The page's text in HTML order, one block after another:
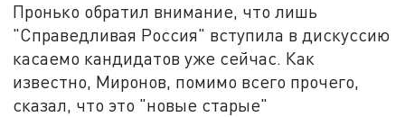
Пронько обратил внимание, что лишь
"Справедливая Россия" вступила в дискуссию
касаемо кандидатов уже сейчас. Как
известно, Миронов, помимо всего прочего,
сказал, что это "новые старые"